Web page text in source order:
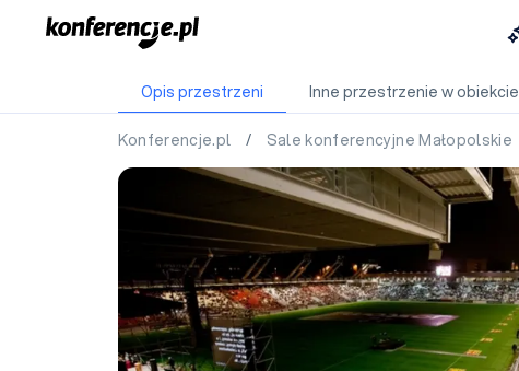
Opis przestrzeni Inne przestrzenie w obiekcie
Konferencje.pl / Sale konferencyjne Małopolskie